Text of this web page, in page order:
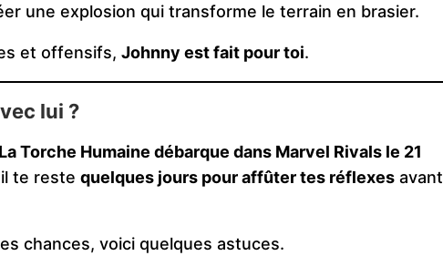
une explosion qui transforme le terrain en brasier.
et offensifs, Johnny est fait pour toi.
lui ?
La Torche Humaine débarque dans Marvel Rivals le 21
te reste quelques jours pour affûter tes réflexes avant
chances, voici quelques astuces.